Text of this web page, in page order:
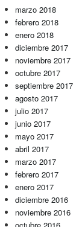
marzo 2018
febrero 2018
enero 2018
diciembre 2017
noviembre 2017
octubre 2017
septiembre 2017
agosto 2017
julio 2017
junio 2017
mayo 2017
abril 2017
marzo 2017
febrero 2017
enero 2017
diciembre 2016
noviembre 2016